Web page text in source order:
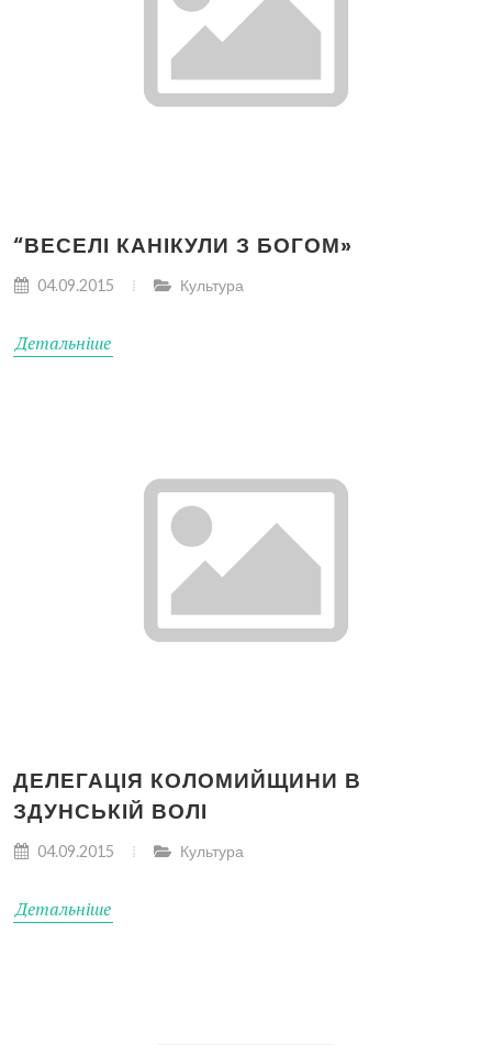
“ВЕСЕЛІ КАНІКУЛИ З БОГОМ»
04.09.2015 Культура
Детальніше
ДЕЛЕГАЦІЯ КОЛОМИЙЩИНИ В
ЗДУНСЬКІЙ ВОЛІ
04.09.2015 Культура
Детальніше